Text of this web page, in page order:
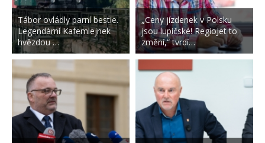
Tábor ovládly parní bestie.
Legendární Kafemlejnek
hvězdou …
„Ceny jízdenek v Polsku
jsou lupičské! RegioJet to
změní,“ tvrdí…